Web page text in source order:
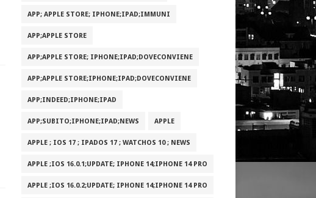
APP; APPLE STORE; IPHONE;IPAD;IMMUNI
APP;APPLE STORE
APP;APPLE STORE; IPHONE;IPAD;DOVECONVIENE
APP;APPLE STORE;IPHONE;IPAD;DOVECONVIENE
APP;INDEED;IPHONE;IPAD
APP;SUBITO;IPHONE;IPAD;NEWS APPLE
APPLE ; IOS 17 ; IPADOS 17 ; WATCHOS 10 ; NEWS
APPLE ;IOS 16.0.1;UPDATE; IPHONE 14;IPHONE 14 PRO
APPLE ;IOS 16.0.2;UPDATE; IPHONE 14;IPHONE 14 PRO